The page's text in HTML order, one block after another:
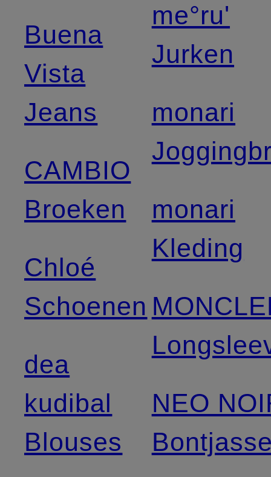
Buena
Vista
Jeans
CAMBIO
Broeken
Chloé
Schoenen
dea
kudibal
Blouses
me°ru'
Jurken
monari
monari
Kleding
NEO